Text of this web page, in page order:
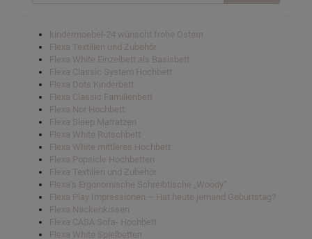
kindermoebel-24 wünscht frohe Ostern
Flexa Textilien und Zubehör
Flexa White Einzelbett als Basisbett
Flexa Classic System Hochbett
Flexa Dots Kinderbett
Flexa Classic Familienbett
Flexa Nor Hochbett
Flexa Sleep Matratzen
Flexa White Rutschbett
Flexa White mittleres Hochbett
Flexa Popsicle Hochbetten
Flexa Textilien und Zubehör
Flexa’s Ergonomische Schreibtische „Woody“
Flexa Play Impressionen – Hat heute jemand Geburtstag?
Flexa Nackenkissen
Flexa CASA Sofa- Hochbett
Flexa White Spielbetten